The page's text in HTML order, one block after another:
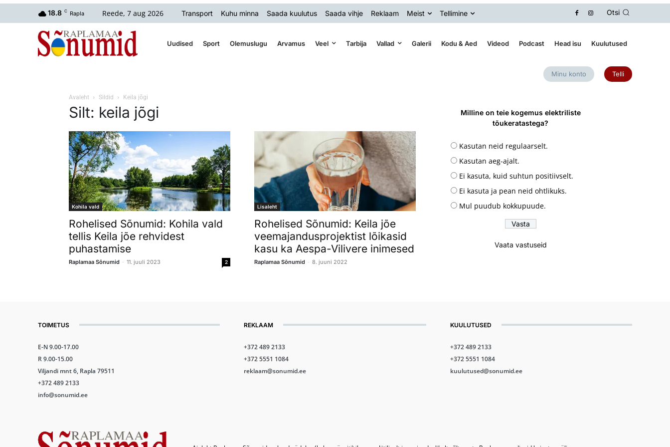
18.8 C Rapla Reede, 7 aug 2026 Transport Kuhu minna Saada kuulutus Saada vihje Reklaam Meist Tellimine Otsi
Uudised Sport Olemuslugu Arvamus Veel Tarbija Vallad Galerii Kodu & Aed Videod Podcast Head isu Kuulutused
Minu konto Telli
Avaleht Sildid Keila jõgi
Silt: keila jõgi
Kohila vald
Rohelised Sõnumid: Kohila vald
tellis Keila jõe rehvidest
puhastamise
Raplamaa Sõnumid - 11. juuli 2023 2
Lisaleht
Rohelised Sõnumid: Keila jõe
veemajandusprojektist lõikasid
kasu ka Aespa-Vilivere inimesed
Raplamaa Sõnumid - 8. juuni 2022
Milline on teie kogemus elektriliste
tõukeratastega?
Kasutan neid regulaarselt.
Kasutan aeg-ajalt.
Ei kasuta, kuid suhtun positiivselt.
Ei kasuta ja pean neid ohtlikuks.
Mul puudub kokkupuude.
Vaata vastuseid
TOIMETUS
E-N 9.00-17.00
R 9.00-15.00
Viljandi mnt 6, Rapla 79511
+372 489 2133
info@sonumid.ee
REKLAAM
+372 489 2133
+372 5551 1084
reklaam@sonumid.ee
KUULUTUSED
+372 489 2133
+372 5551 1084
kuulutused@sonumid.ee